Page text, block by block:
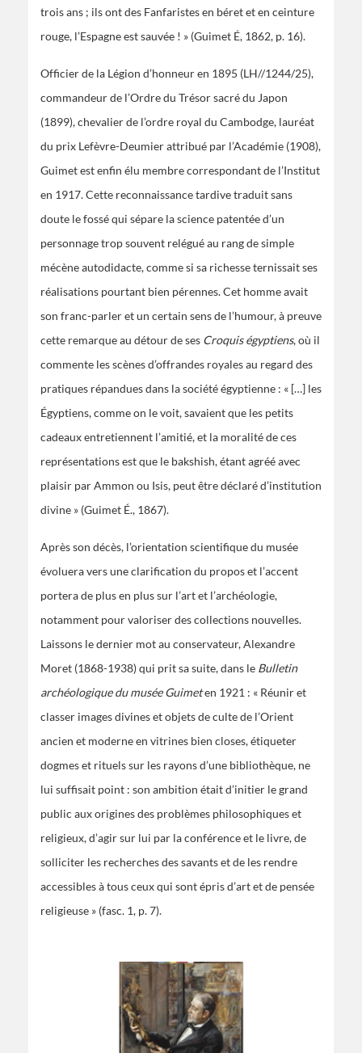
trois ans ; ils ont des Fanfaristes en béret et en ceinture
rouge, l’Espagne est sauvée ! » (Guimet É, 1862, p. 16).
Officier de la Légion d’honneur en 1895 (LH//1244/25),
commandeur de l’Ordre du Trésor sacré du Japon
(1899), chevalier de l’ordre royal du Cambodge, lauréat
du prix Lefèvre-Deumier attribué par l’Académie (1908),
Guimet est enfin élu membre correspondant de l’Institut
en 1917. Cette reconnaissance tardive traduit sans
doute le fossé qui sépare la science patentée d’un
personnage trop souvent relégué au rang de simple
mécène autodidacte, comme si sa richesse ternissait ses
réalisations pourtant bien pérennes. Cet homme avait
son franc-parler et un certain sens de l’humour, à preuve
cette remarque au détour de ses Croquis égyptiens, où il
commente les scènes d’offrandes royales au regard des
pratiques répandues dans la société égyptienne : « […] les
Égyptiens, comme on le voit, savaient que les petits
cadeaux entretiennent l’amitié, et la moralité de ces
représentations est que le bakshish, étant agréé avec
plaisir par Ammon ou Isis, peut être déclaré d’institution
divine » (Guimet É., 1867).
Après son décès, l’orientation scientifique du musée
évoluera vers une clarification du propos et l’accent
portera de plus en plus sur l’art et l’archéologie,
notamment pour valoriser des collections nouvelles.
Laissons le dernier mot au conservateur, Alexandre
Moret (1868-1938) qui prit sa suite, dans le Bulletin
archéologique du musée Guimeten 1921 : « Réunir et
classer images divines et objets de culte de l’Orient
ancien et moderne en vitrines bien closes, étiqueter
dogmes et rituels sur les rayons d’une bibliothèque, ne
lui suffisait point : son ambition était d’initier le grand
public aux origines des problèmes philosophiques et
religieux, d’agir sur lui par la conférence et le livre, de
solliciter les recherches des savants et de les rendre
accessibles à tous ceux qui sont épris d’art et de pensée
religieuse » (fasc. 1, p. 7).